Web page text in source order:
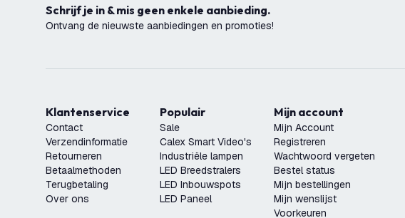
Schrijf je in & mis geen enkele aanbieding.
Ontvang de nieuwste aanbiedingen en promoties!
Klantenservice
Contact
Verzendinformatie
Retourneren
Betaalmethoden
Terugbetaling
Over ons
Populair
Sale
Calex Smart Video's
Industriële lampen
LED Breedstralers
LED Inbouwspots
LED Paneel
Mijn account
Mijn Account
Registreren
Wachtwoord vergeten
Bestel status
Mijn bestellingen
Mijn wenslijst
Voorkeuren